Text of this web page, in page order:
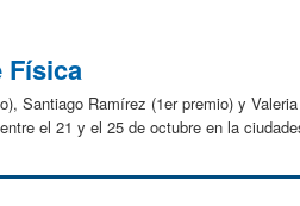
Física
Santiago Ramírez (1er premio) y
el 21 y el 25 de octubre en la